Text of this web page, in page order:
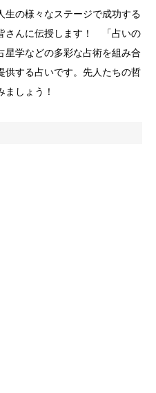
の様々なステージで成功する
さんに伝授します！ 「占いの
学などの多彩な占術を組み合
供する占いです。先人たちの哲
しょう！